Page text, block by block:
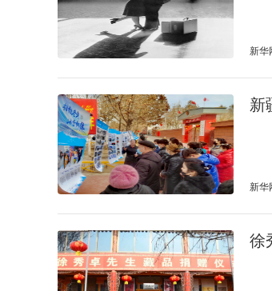
新华
新
新华
徐